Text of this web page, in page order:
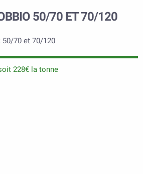
50/70 ET 70/120
50/70 et 70/120
228€ la tonne